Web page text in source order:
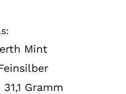
Mint
Gramm